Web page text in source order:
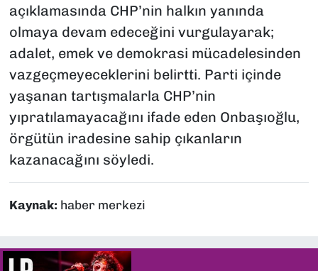
açıklamasında CHP’nin halkın yanında
olmaya devam edeceğini vurgulayarak;
adalet, emek ve demokrasi mücadelesinden
vazgeçmeyeceklerini belirtti. Parti içinde
yaşanan tartışmalarla CHP’nin
yıpratılamayacağını ifade eden Onbaşıoğlu,
örgütün iradesine sahip çıkanların
kazanacağını söyledi.
Kaynak: haber merkezi